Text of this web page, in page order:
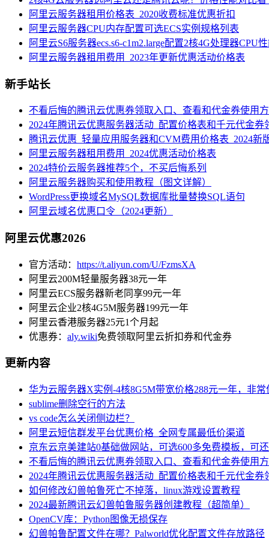
阿里云服务器租用价格表_2020收费标准优惠折扣
阿里云服务器CPU内存配置可选ECS实例规格列表
阿里云S6服务器ecs.s6-c1m2.large配置2核4G处理器CPU
阿里云服务器租用费用_2023年更新优惠活动价格表
新手站长
不看后悔的腾讯云优惠券领取入口、查看和代金券使用
2024年腾讯云优惠服务器活动_配置价格表和千元代金券
腾讯云优惠_轻量应用服务器和CVM费用价格表_2024新
阿里云服务器租用费用_2024优惠活动价格表
2024特价云服务器推荐5个，不买后悔系列
阿里云服务器购买和使用教程（图文详解）
WordPress更换域名MySQL数据库批量替换SQL语句
阿里云域名优惠口令（2024更新）
阿里云优惠2026
官方活动： https://t.aliyun.com/U/FzmsXA
阿里云200M轻量服务器38元一年
阿里云ECS服务器新老同享99元一年
阿里云企业2核4G5M服务器199元一年
阿里云香港服务器25元1个月起
优惠券： aly.wiki免费领取阿里云折扣券和代金券
更新内容
华为云服务器X实例-4核8G5M带宽价格288元一年，非常
sublime删除空行的方法
vs code怎么关闭侧边栏？
阿里云短信群发平台优惠价格_全网专属最低价渠道
京东云京美建站0基础做网站，可选600多免费模板，可还
不看后悔的腾讯云优惠券领取入口、查看和代金券使用
2024年腾讯云优惠服务器活动_配置价格表和千元代金券
如何修改幻兽帕鲁死亡不掉落，linux游戏设置教程
2024最新腾讯云幻兽帕鲁服务器创建教程（超简单）
OpenCV库：Python图像无损保存
幻兽帕鲁配置文件在哪？Palworld优化配置文件存放路径